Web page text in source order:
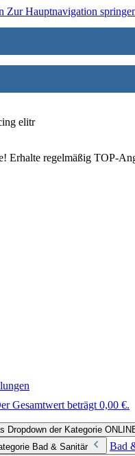
Zur Hauptnavigation
elitr
Erhalte regelmäßig TOP-
Gesamtwert beträgt 0,00 €.
Dropdown der Kategorie
Bad & Sanitär
Bad